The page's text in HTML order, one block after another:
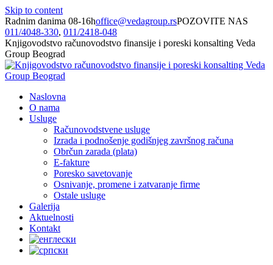
Skip to content
Radnim danima 08-16hoffice@vedagroup.rsPOZOVITE NAS
011/­4048-330, 011/­2418-048
Knjigovodstvo računovodstvo finansije i poreski konsalting Veda
Group Beograd
Naslovna
O nama
Usluge
Računovodstvene usluge
Izrada i podnošenje godišnjeg završnog računa
Obrčun zarada (plata)
E-fakture
Poresko savetovanje
Osnivanje, promene i zatvaranje firme
Ostale usluge
Galerija
Aktuelnosti
Kontakt